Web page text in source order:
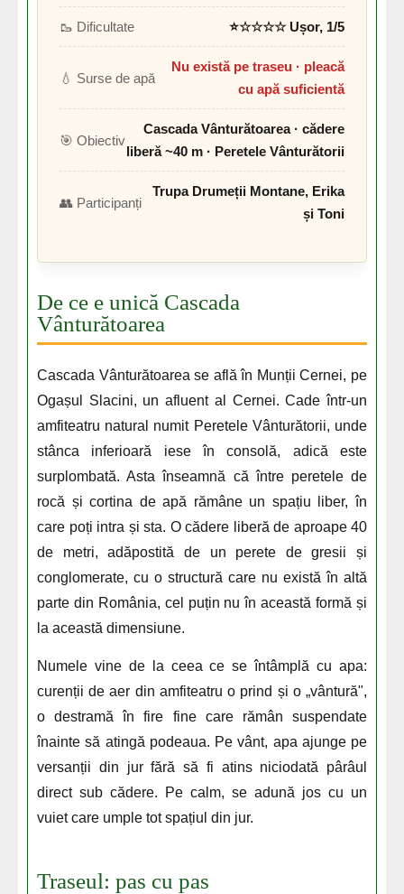
🥾 Dificultate ⭐☆☆☆☆ Ușor, 1/5
💧 Surse de apă
Nu există pe traseu · pleacă
cu apă suficientă
🎯 Obiectiv
Cascada Vânturătoarea · cădere
liberă ~40 m · Peretele Vânturătorii
👥 Participanți
Trupa Drumeții Montane, Erika
și Toni
De ce e unică Cascada
Vânturătoarea
Cascada Vânturătoarea se află în Munții Cernei, pe
Ogașul Slacini, un afluent al Cernei. Cade într-un
amfiteatru natural numit Peretele Vânturătorii, unde
stânca inferioară iese în consolă, adică este
surplombată. Asta înseamnă că între peretele de
rocă și cortina de apă rămâne un spațiu liber, în
care poți intra și sta. O cădere liberă de aproape 40
de metri, adăpostită de un perete de gresii și
conglomerate, cu o structură care nu există în altă
parte din România, cel puțin nu în această formă și
la această dimensiune.
Numele vine de la ceea ce se întâmplă cu apa:
curenții de aer din amfiteatru o prind și o „vântură",
o destramă în fire fine care rămân suspendate
înainte să atingă podeaua. Pe vânt, apa ajunge pe
versanții din jur fără să fi atins niciodată pârâul
direct sub cădere. Pe calm, se adună jos cu un
vuiet care umple tot spațiul din jur.
Traseul: pas cu pas